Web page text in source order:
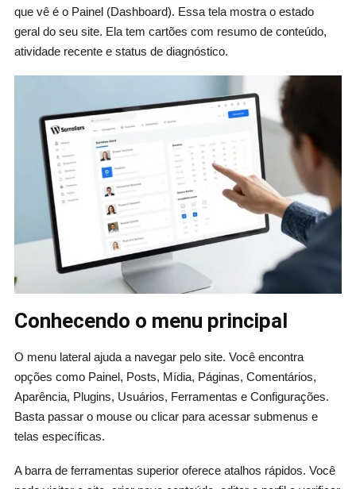
que vê é o Painel (Dashboard). Essa tela mostra o estado
geral do seu site. Ela tem cartões com resumo de conteúdo,
atividade recente e status de diagnóstico.
Conhecendo o menu principal
O menu lateral ajuda a navegar pelo site. Você encontra
opções como Painel, Posts, Mídia, Páginas, Comentários,
Aparência, Plugins, Usuários, Ferramentas e Configurações.
Basta passar o mouse ou clicar para acessar submenus e
telas específicas.
A barra de ferramentas superior oferece atalhos rápidos. Você